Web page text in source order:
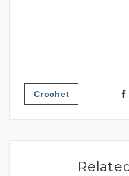
Crochet